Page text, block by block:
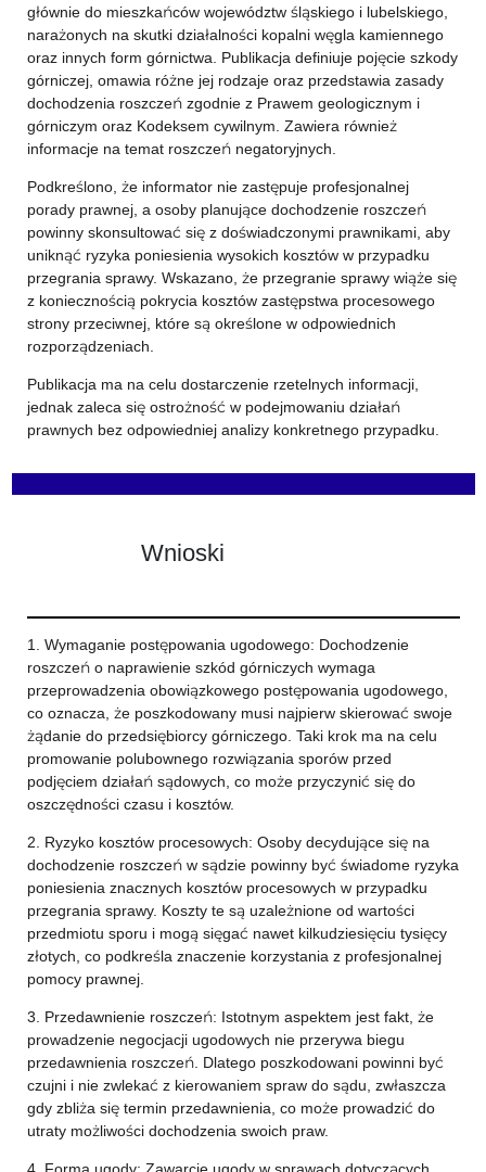
głównie do mieszkańców województw śląskiego i lubelskiego,
narażonych na skutki działalności kopalni węgla kamiennego
oraz innych form górnictwa. Publikacja definiuje pojęcie szkody
górniczej, omawia różne jej rodzaje oraz przedstawia zasady
dochodzenia roszczeń zgodnie z Prawem geologicznym i
górniczym oraz Kodeksem cywilnym. Zawiera również
informacje na temat roszczeń negatoryjnych.
Podkreślono, że informator nie zastępuje profesjonalnej
porady prawnej, a osoby planujące dochodzenie roszczeń
powinny skonsultować się z doświadczonymi prawnikami, aby
uniknąć ryzyka poniesienia wysokich kosztów w przypadku
przegrania sprawy. Wskazano, że przegranie sprawy wiąże się
z koniecznością pokrycia kosztów zastępstwa procesowego
strony przeciwnej, które są określone w odpowiednich
rozporządzeniach.
Publikacja ma na celu dostarczenie rzetelnych informacji,
jednak zaleca się ostrożność w podejmowaniu działań
prawnych bez odpowiedniej analizy konkretnego przypadku.
Wnioski
1. Wymaganie postępowania ugodowego: Dochodzenie
roszczeń o naprawienie szkód górniczych wymaga
przeprowadzenia obowiązkowego postępowania ugodowego,
co oznacza, że poszkodowany musi najpierw skierować swoje
żądanie do przedsiębiorcy górniczego. Taki krok ma na celu
promowanie polubownego rozwiązania sporów przed
podjęciem działań sądowych, co może przyczynić się do
oszczędności czasu i kosztów.
2. Ryzyko kosztów procesowych: Osoby decydujące się na
dochodzenie roszczeń w sądzie powinny być świadome ryzyka
poniesienia znacznych kosztów procesowych w przypadku
przegrania sprawy. Koszty te są uzależnione od wartości
przedmiotu sporu i mogą sięgać nawet kilkudziesięciu tysięcy
złotych, co podkreśla znaczenie korzystania z profesjonalnej
pomocy prawnej.
3. Przedawnienie roszczeń: Istotnym aspektem jest fakt, że
prowadzenie negocjacji ugodowych nie przerywa biegu
przedawnienia roszczeń. Dlatego poszkodowani powinni być
czujni i nie zwlekać z kierowaniem spraw do sądu, zwłaszcza
gdy zbliża się termin przedawnienia, co może prowadzić do
utraty możliwości dochodzenia swoich praw.